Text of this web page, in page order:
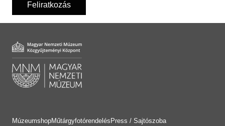
Feliratkozás
MúzeumshopMűtárgyfotórendelés Press / Sajtószoba